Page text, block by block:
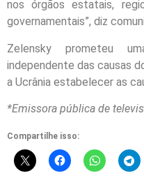
nos órgãos estatais,
governamentais”, diz
Zelensky prometeu
independente das causas
a Ucrânia estabelecer as
*Emissora pública de
Compartilhe isso: